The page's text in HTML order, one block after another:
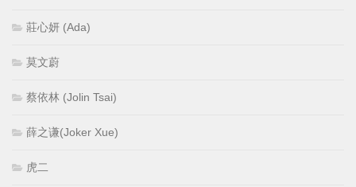
莊心妍 (Ada)
莫文蔚
蔡依林 (Jolin Tsai)
薛之谦(Joker Xue)
虎二